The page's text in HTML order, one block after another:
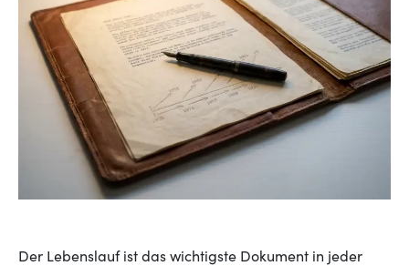
Der Lebenslauf ist das wichtigste Dokument in jeder